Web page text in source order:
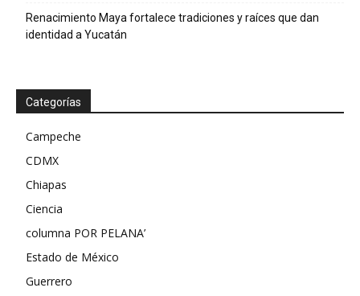
Renacimiento Maya fortalece tradiciones y raíces que dan
identidad a Yucatán
Categorías
Campeche
CDMX
Chiapas
Ciencia
columna POR PELANA’
Estado de México
Guerrero